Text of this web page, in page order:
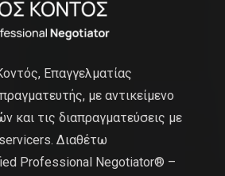
Επαγγελματίας
με αντικείμενο
και τις διαπραγματεύσεις με
Διαθέτω
Professional Negotiator® –